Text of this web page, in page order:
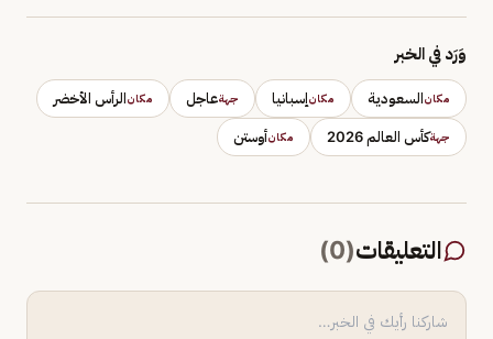
وَرَد في الخبر
مكانالسعودية مكانإسبانيا جهةعاجل مكانالرأس الأخضر
جهةكأس العالم 2026 مكانأوستن
التعليقات(
0
)